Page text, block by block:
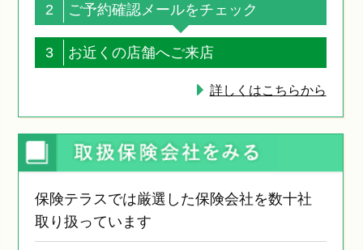
2 ご予約確認メールをチェック
3 お近くの店舗へご来店
詳しくはこちらから
保険テラスでは厳選した保険会社を数十社
取り扱っています